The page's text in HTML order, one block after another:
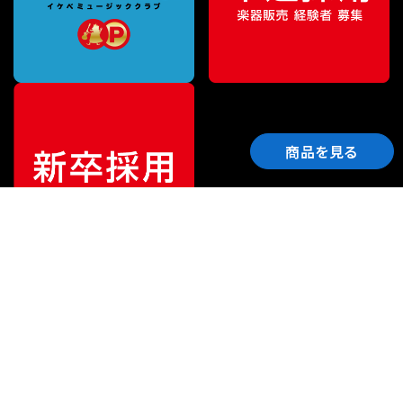
商品を見る